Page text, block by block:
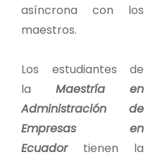
asíncrona con los
maestros.
Los estudiantes de
la Maestría en
Administración de
Empresas en
Ecuadortienen la